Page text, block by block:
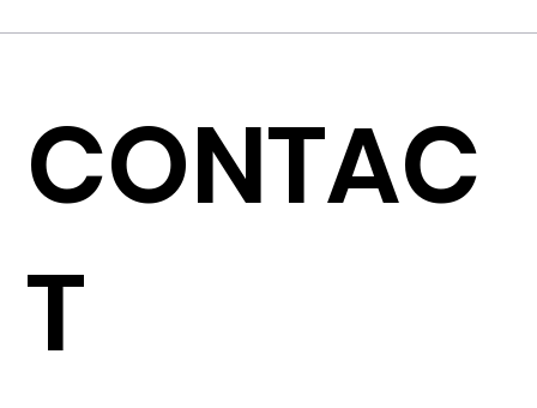
CONTAC
T